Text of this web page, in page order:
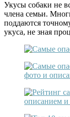
Укусы собаки не
члена семьи.
поддаются
укуса, не зная